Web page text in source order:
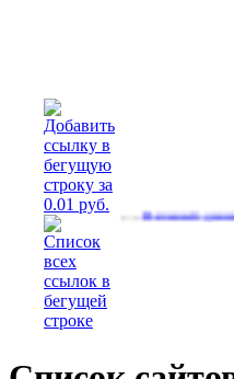
(561)…Реальный денежный